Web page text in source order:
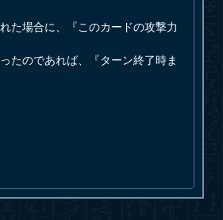
た場合に、『このカードの攻撃力
たのであれば、『ターン終了時ま